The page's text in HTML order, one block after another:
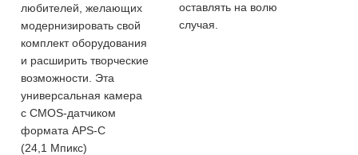
любителей, желающих
модернизировать свой
комплект оборудования
и расширить творческие
возможности. Эта
универсальная камера
с CMOS-датчиком
формата APS-C
(24,1 Мпикс)
оставлять на волю
случая.